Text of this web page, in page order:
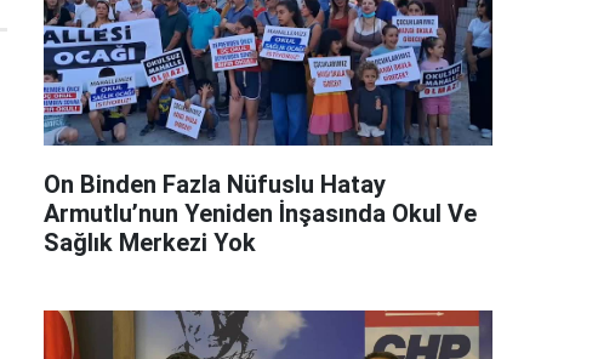
On Binden Fazla Nüfuslu Hatay
Armutlu’nun Yeniden İnşasında Okul Ve
Sağlık Merkezi Yok